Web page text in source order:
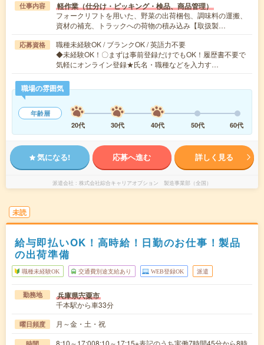
仕事内容 軽作業（仕分け・ピッキング・検品、商品管理）
フォークリフトを用いた、野菜の出荷梱包、調味料の運搬、
資材の補充、トラックへの荷物の積み込み【取扱製…
応募資格
職種未経験OK / ブランクOK / 英語力不要
◆未経験OK！〇まずは事前登録だけでもOK！履歴書不要で
気軽にオンライン登録★氏名・職種などを入力す…
職場の雰囲気
年齢層
20代
30代 40代 50代 60代
気になる! 応募へ進む 詳しく見る
派遣会社 株式会社綜合キャリアオプション 製造事業部（全国）
未読
給与即払いOK！高時給！日勤のお仕事！製品
の出荷準備
職種未経験OK 交通費別途支給あり WEB登録OK 派遣
勤務地 兵庫県宍粟市
千本駅から車33分
曜日頻度 月～金・土・祝
8:10～17:008:10～17:15※表記のうち実働7時間45分から8時